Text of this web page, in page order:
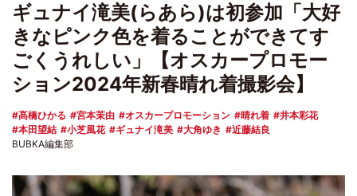
ギュナイ滝美(らあら)は初参加「大好
きなピンク色を着ることができてす
ごくうれしい」【オスカープロモー
ション2024年新春晴れ着撮影会】
髙橋ひかる 宮本茉由 オスカープロモーション 晴れ着
井本彩花
本田望結
小芝風花 ギュナイ滝美 大角ゆき
近藤結良
BUBKA編集部